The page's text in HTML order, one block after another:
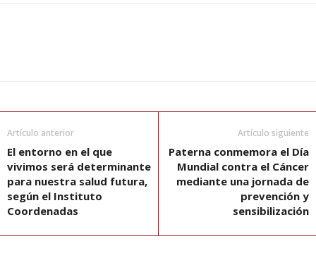
Artículo anterior
El entorno en el que
vivimos será determinante
para nuestra salud futura,
según el Instituto
Coordenadas
Artículo siguiente
Paterna conmemora el Día
Mundial contra el Cáncer
mediante una jornada de
prevención y
sensibilización